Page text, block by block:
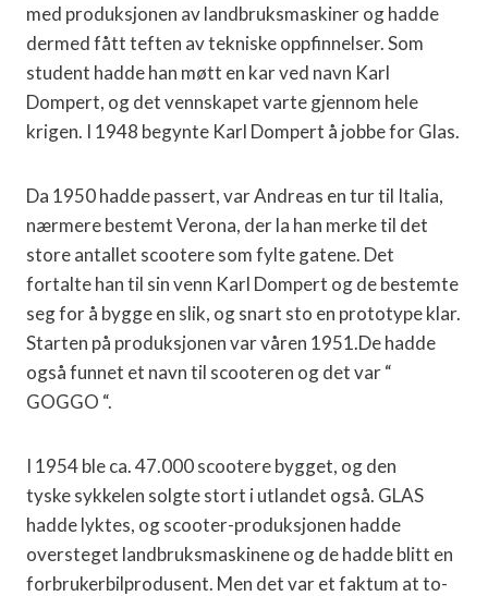
med produksjonen av landbruksmaskiner og hadde
dermed fått teften av tekniske oppfinnelser. Som
student hadde han møtt en kar ved navn Karl
Dompert, og det vennskapet varte gjennom hele
krigen. I 1948 begynte Karl Dompert å jobbe for Glas.
Da 1950 hadde passert, var Andreas en tur til Italia,
nærmere bestemt Verona, der la han merke til det
store antallet scootere som fylte gatene. Det
fortalte han til sin venn Karl Dompert og de bestemte
seg for å bygge en slik, og snart sto en prototype klar.
Starten på produksjonen var våren 1951.De hadde
også funnet et navn til scooteren og det var “
GOGGO “.
I 1954 ble ca. 47.000 scootere bygget, og den
tyske sykkelen solgte stort i utlandet også. GLAS
hadde lyktes, og scooter-produksjonen hadde
oversteget landbruksmaskinene og de hadde blitt en
forbrukerbilprodusent. Men det var et faktum at to-